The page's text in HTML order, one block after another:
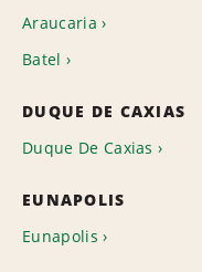
Araucaria
Batel
DUQUE DE CAXIAS
Duque De Caxias
EUNAPOLIS
Eunapolis